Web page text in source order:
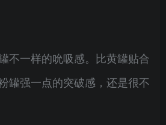
不一样的吮吸感。比黄罐贴合
罐强一点的突破感，还是很不